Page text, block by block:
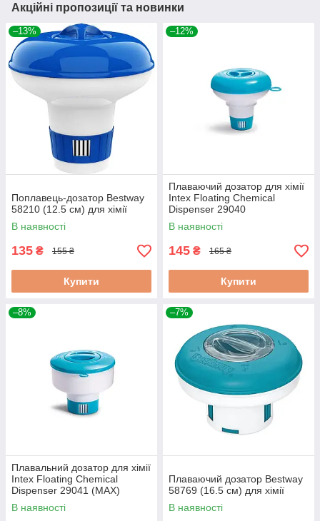
Акційні пропозиції та новинки
–13%
Поплавець-дозатор Bestway
58210 (12.5 см) для хімії
В наявності
135 ₴ 155 ₴
Купити
–12%
Плаваючий дозатор для хімії
Intex Floating Chemical
Dispenser 29040
В наявності
145 ₴ 165 ₴
Купити
–8%
Плавальний дозатор для хімії
Intex Floating Chemical
Dispenser 29041 (MAX)
В наявності
–7%
Плаваючий дозатор Bestway
58769 (16.5 см) для хімії
В наявності